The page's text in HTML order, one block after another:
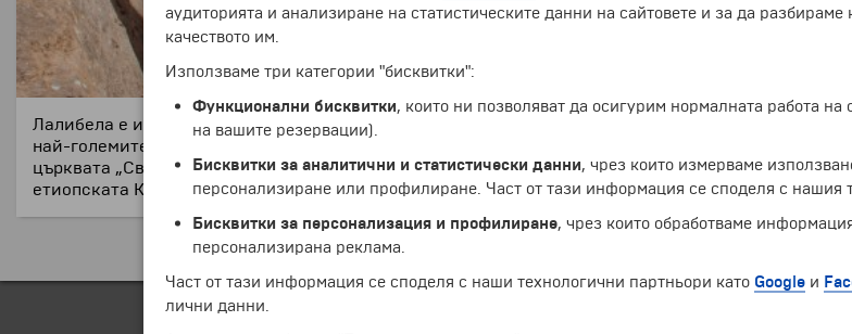
Лалибела е известна със своите скални църкви, които са издълбани в твърда скала през 12-и
най-големите архитектурни постижения на Етиопия и са включени в списъка на световното
църквата „Свети Георги“ (Bete Giyorgis), която е оформена като кръст и е поклонническо място
етиопската Коледа и други религиозни празници. Лалибела често е наричана „Новият
аудиторията и анализиране на статистическите данни на сайтовете и за да
качеството им.
Използваме три категории "бисквитки":
Функционални бисквитки, които ни позволяват да осигурим нормалната работа
на вашите резервации).
Бисквитки за аналитични и статистически данни, чрез които измерваме
персонализиране или профилиране. Част от тази информация се споделя с нашия
Бисквитки за персонализация и профилиране, чрез които обработваме
персонализирана реклама.
Част от тази информация се споделя с наши технологични партньори като Google и
лични данни.